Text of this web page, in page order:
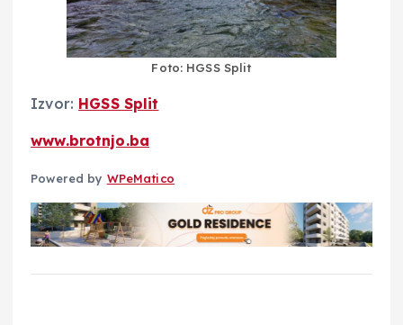
Foto: HGSS Split
Izvor: HGSS Split
www.brotnjo.ba
Powered by WPeMatico